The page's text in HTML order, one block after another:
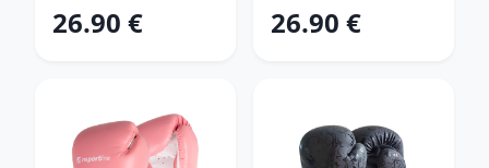
26.90 € 26.90 €